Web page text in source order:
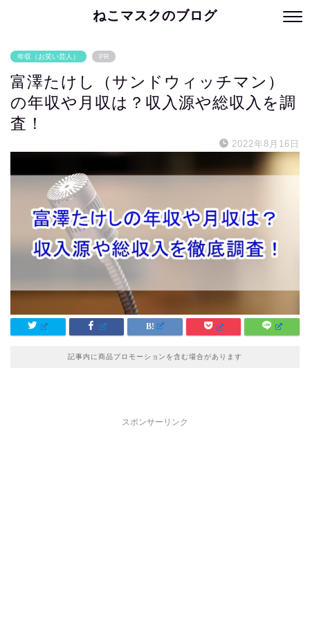
ねこマスクのブログ
年収（お笑い芸人） PR
富澤たけし（サンドウィッチマン）
の年収や月収は？収入源や総収入を調
査！
2022年8月16日
記事内に商品プロモーションを含む場合があります
スポンサーリンク